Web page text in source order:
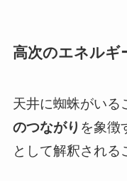
高次のエネルギ
天井に蜘蛛がいる
のつながり を象徴
として解釈される